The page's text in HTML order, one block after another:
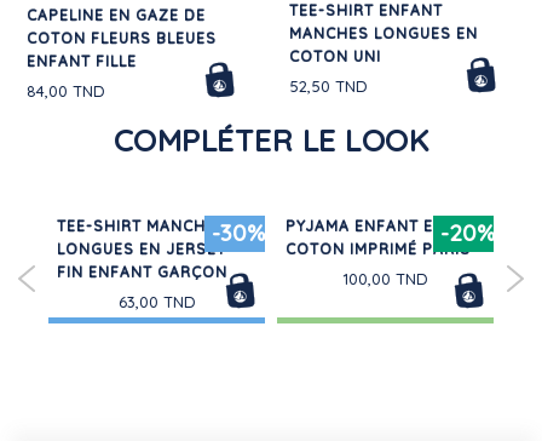
CAPELINE EN GAZE DE
COTON FLEURS BLEUES
ENFANT FILLE
84,00 TND
TEE-SHIRT ENFANT
MANCHES LONGUES EN
COTON UNI
52,50 TND
COMPLÉTER LE LOOK
-30%
TEE-SHIRT MANCHES
LONGUES EN JERSEY
FIN ENFANT GARÇON
63,00 TND
-20%
PYJAMA ENFANT EN
COTON IMPRIMÉ PARIS
100,00 TND